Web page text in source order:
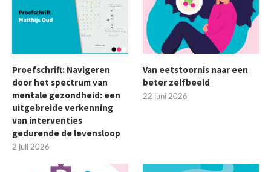
Proefschrift: Navigeren
door het spectrum van
mentale gezondheid: een
uitgebreide verkenning
van interventies
gedurende de levensloop
2 juli 2026
Van eetstoornis naar een
beter zelfbeeld
22 juni 2026